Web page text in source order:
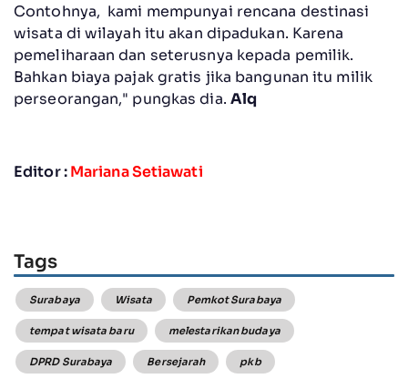
Contohnya, kami mempunyai rencana destinasi
wisata di wilayah itu akan dipadukan. Karena
pemeliharaan dan seterusnya kepada pemilik.
Bahkan biaya pajak gratis jika bangunan itu milik
perseorangan," pungkas dia. Alq
Editor :Mariana Setiawati
Tags
Surabaya Wisata Pemkot Surabaya
tempat wisata baru melestarikan budaya
DPRD Surabaya Bersejarah pkb